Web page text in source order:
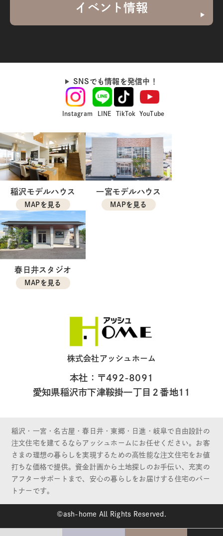
イベント情報
SNSでも情報を発信中！
Instagram LINE TikTok YouTube
稲沢モデルハウス
MAPを見る
一宮モデルハウス
MAPを見る
春日井スタジオ
MAPを見る
株式会社アッシュホーム
本社：〒492-8091
愛知県稲沢市下津鞍掛一丁目２番地11
稲沢・一宮・名古屋・春日井・東郷・日進・岐阜で自由設計の
注文住宅を建てるならアッシュホームにお任せください。お客
さまの理想の暮らしを実現するための高性能な注文住宅をお値
打ちな価格で提供。資金計画から土地探しのお手伝い、充実の
アフターサポートまで、安心の暮らしをお届けする住宅のパー
トナーです。
©ash-home All Rights Reserved.